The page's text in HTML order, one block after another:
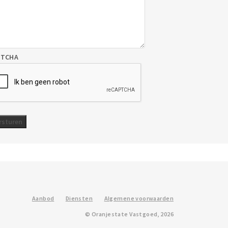
Aanbod Diensten Algemene voorwaarden
© Oranjestate Vastgoed, 2026